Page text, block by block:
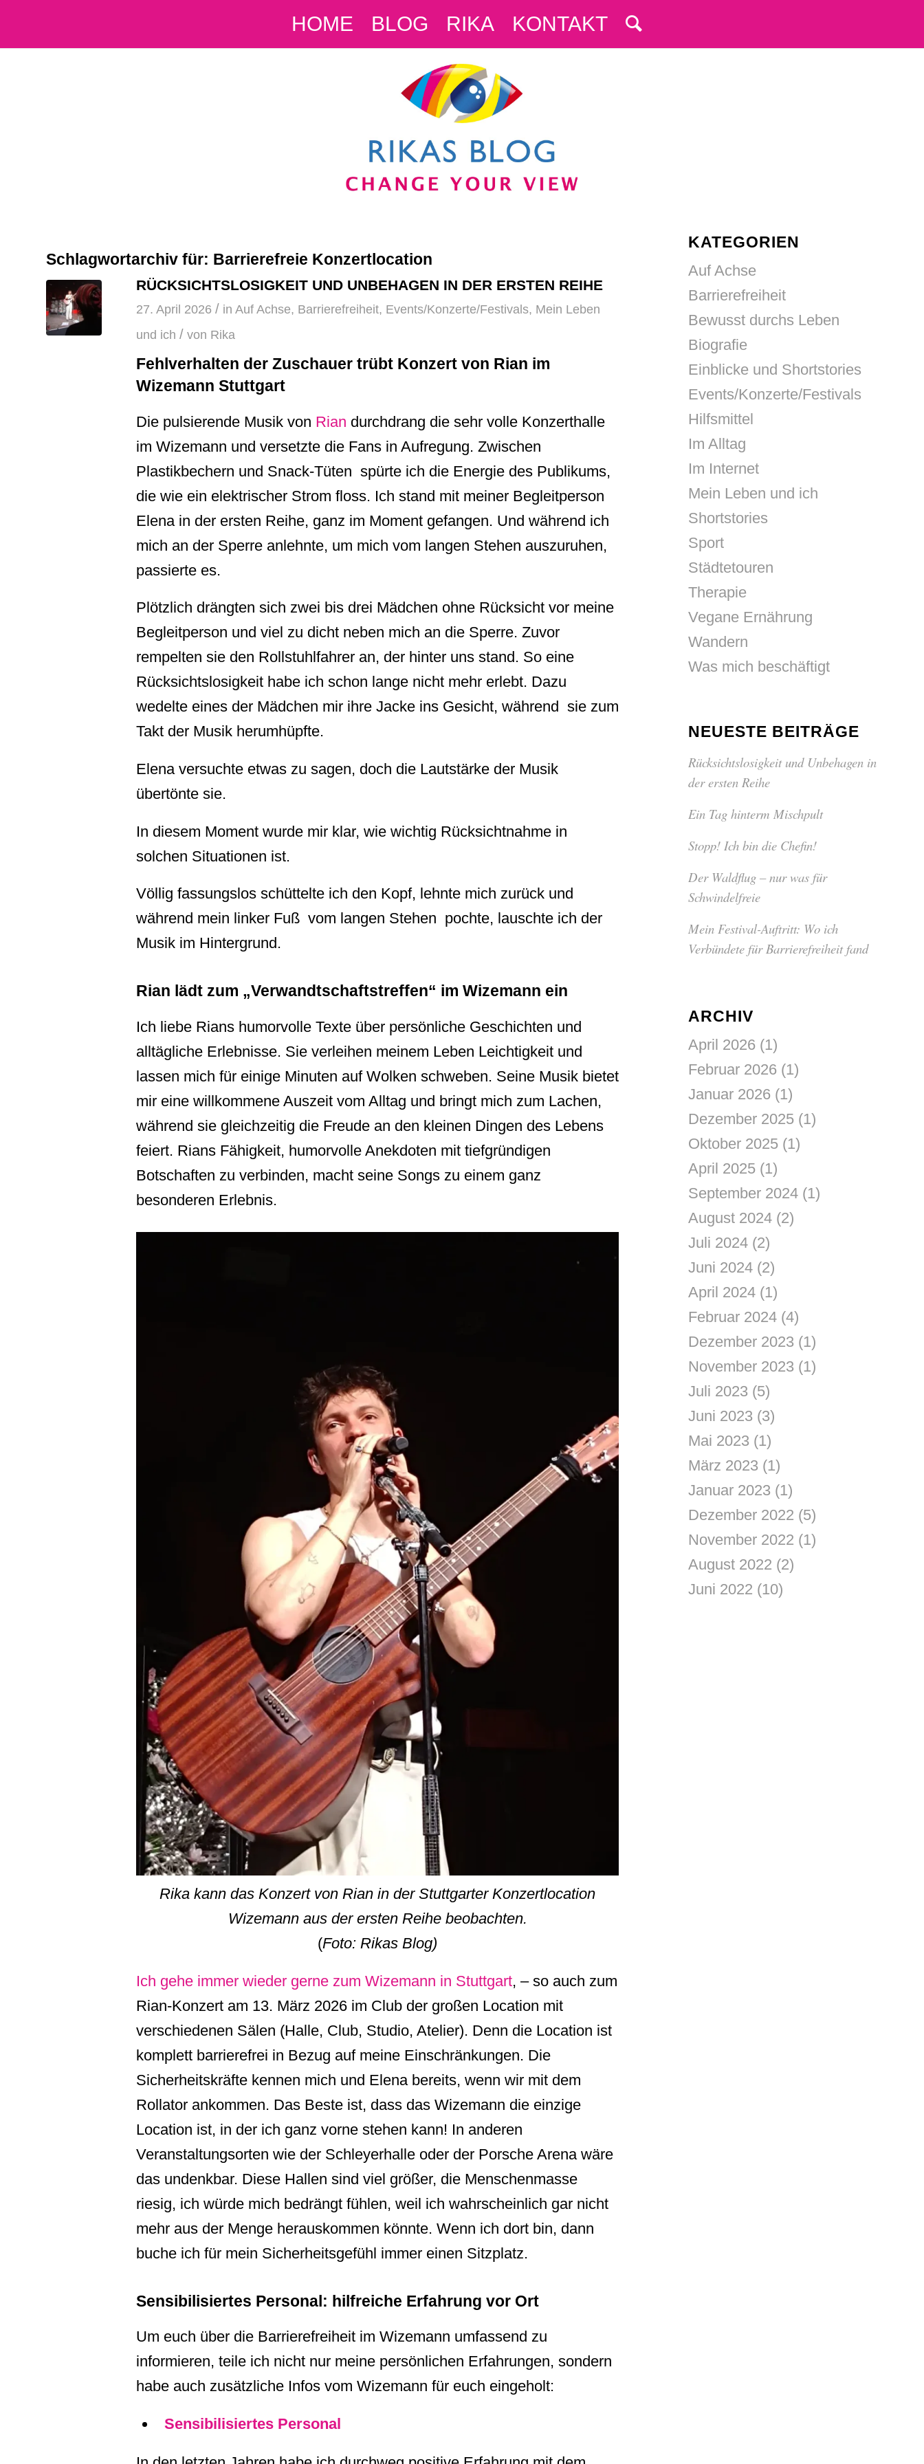
HOME BLOG RIKA KONTAKT
Schlagwortarchiv für: Barrierefreie Konzertlocation
RÜCKSICHTSLOSIGKEIT UND UNBEHAGEN IN DER ERSTEN REIHE
27. April 2026 / in Auf Achse, Barrierefreiheit, Events/Konzerte/Festivals, Mein Leben
und ich / von Rika
Fehlverhalten der Zuschauer trübt Konzert von Rian im
Wizemann Stuttgart
Die pulsierende Musik von Rian durchdrang die sehr volle Konzerthalle
im Wizemann und versetzte die Fans in Aufregung. Zwischen
Plastikbechern und Snack-Tüten spürte ich die Energie des Publikums,
die wie ein elektrischer Strom floss. Ich stand mit meiner Begleitperson
Elena in der ersten Reihe, ganz im Moment gefangen. Und während ich
mich an der Sperre anlehnte, um mich vom langen Stehen auszuruhen,
passierte es.
Plötzlich drängten sich zwei bis drei Mädchen ohne Rücksicht vor meine
Begleitperson und viel zu dicht neben mich an die Sperre. Zuvor
rempelten sie den Rollstuhlfahrer an, der hinter uns stand. So eine
Rücksichtslosigkeit habe ich schon lange nicht mehr erlebt. Dazu
wedelte eines der Mädchen mir ihre Jacke ins Gesicht, während sie zum
Takt der Musik herumhüpfte.
Elena versuchte etwas zu sagen, doch die Lautstärke der Musik
übertönte sie.
In diesem Moment wurde mir klar, wie wichtig Rücksichtnahme in
solchen Situationen ist.
Völlig fassungslos schüttelte ich den Kopf, lehnte mich zurück und
während mein linker Fuß vom langen Stehen pochte, lauschte ich der
Musik im Hintergrund.
Rian lädt zum „Verwandtschaftstreffen“ im Wizemann ein
Ich liebe Rians humorvolle Texte über persönliche Geschichten und
alltägliche Erlebnisse. Sie verleihen meinem Leben Leichtigkeit und
lassen mich für einige Minuten auf Wolken schweben. Seine Musik bietet
mir eine willkommene Auszeit vom Alltag und bringt mich zum Lachen,
während sie gleichzeitig die Freude an den kleinen Dingen des Lebens
feiert. Rians Fähigkeit, humorvolle Anekdoten mit tiefgründigen
Botschaften zu verbinden, macht seine Songs zu einem ganz
besonderen Erlebnis.
Rika kann das Konzert von Rian in der Stuttgarter Konzertlocation
Wizemann aus der ersten Reihe beobachten.
(Foto: Rikas Blog)
Ich gehe immer wieder gerne zum Wizemann in Stuttgart, – so auch zum
Rian-Konzert am 13. März 2026 im Club der großen Location mit
verschiedenen Sälen (Halle, Club, Studio, Atelier). Denn die Location ist
komplett barrierefrei in Bezug auf meine Einschränkungen. Die
Sicherheitskräfte kennen mich und Elena bereits, wenn wir mit dem
Rollator ankommen. Das Beste ist, dass das Wizemann die einzige
Location ist, in der ich ganz vorne stehen kann! In anderen
Veranstaltungsorten wie der Schleyerhalle oder der Porsche Arena wäre
das undenkbar. Diese Hallen sind viel größer, die Menschenmasse
riesig, ich würde mich bedrängt fühlen, weil ich wahrscheinlich gar nicht
mehr aus der Menge herauskommen könnte. Wenn ich dort bin, dann
buche ich für mein Sicherheitsgefühl immer einen Sitzplatz.
Sensibilisiertes Personal: hilfreiche Erfahrung vor Ort
Um euch über die Barrierefreiheit im Wizemann umfassend zu
informieren, teile ich nicht nur meine persönlichen Erfahrungen, sondern
habe auch zusätzliche Infos vom Wizemann für euch eingeholt:
Sensibilisiertes Personal
KATEGORIEN
Auf Achse
Barrierefreiheit
Bewusst durchs Leben
Biografie
Einblicke und Shortstories
Events/Konzerte/Festivals
Hilfsmittel
Im Alltag
Im Internet
Mein Leben und ich
Shortstories
Sport
Städtetouren
Therapie
Vegane Ernährung
Wandern
Was mich beschäftigt
NEUESTE BEITRÄGE
Rücksichtslosigkeit und Unbehagen in
der ersten Reihe
Ein Tag hinterm Mischpult
Stopp! Ich bin die Chefin!
Der Waldflug – nur was für
Schwindelfreie
Mein Festival-Auftritt: Wo ich
Verbündete für Barrierefreiheit fand
ARCHIV
April 2026 (1)
Februar 2026 (1)
Januar 2026 (1)
Dezember 2025 (1)
Oktober 2025 (1)
April 2025 (1)
September 2024 (1)
August 2024 (2)
Juli 2024 (2)
Juni 2024 (2)
April 2024 (1)
Februar 2024 (4)
Dezember 2023 (1)
November 2023 (1)
Juli 2023 (5)
Juni 2023 (3)
Mai 2023 (1)
März 2023 (1)
Januar 2023 (1)
Dezember 2022 (5)
November 2022 (1)
August 2022 (2)
Juni 2022 (10)